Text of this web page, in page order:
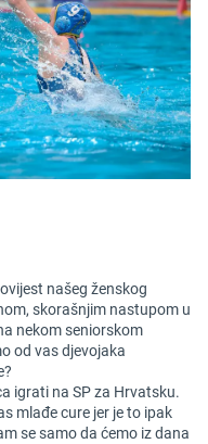
našeg ženskog
skorašnjim nastupom u
nekom seniorskom
od vas djevojaka
igrati na SP za Hrvatsku.
mlađe cure jer je to ipak
se samo da ćemo iz dana